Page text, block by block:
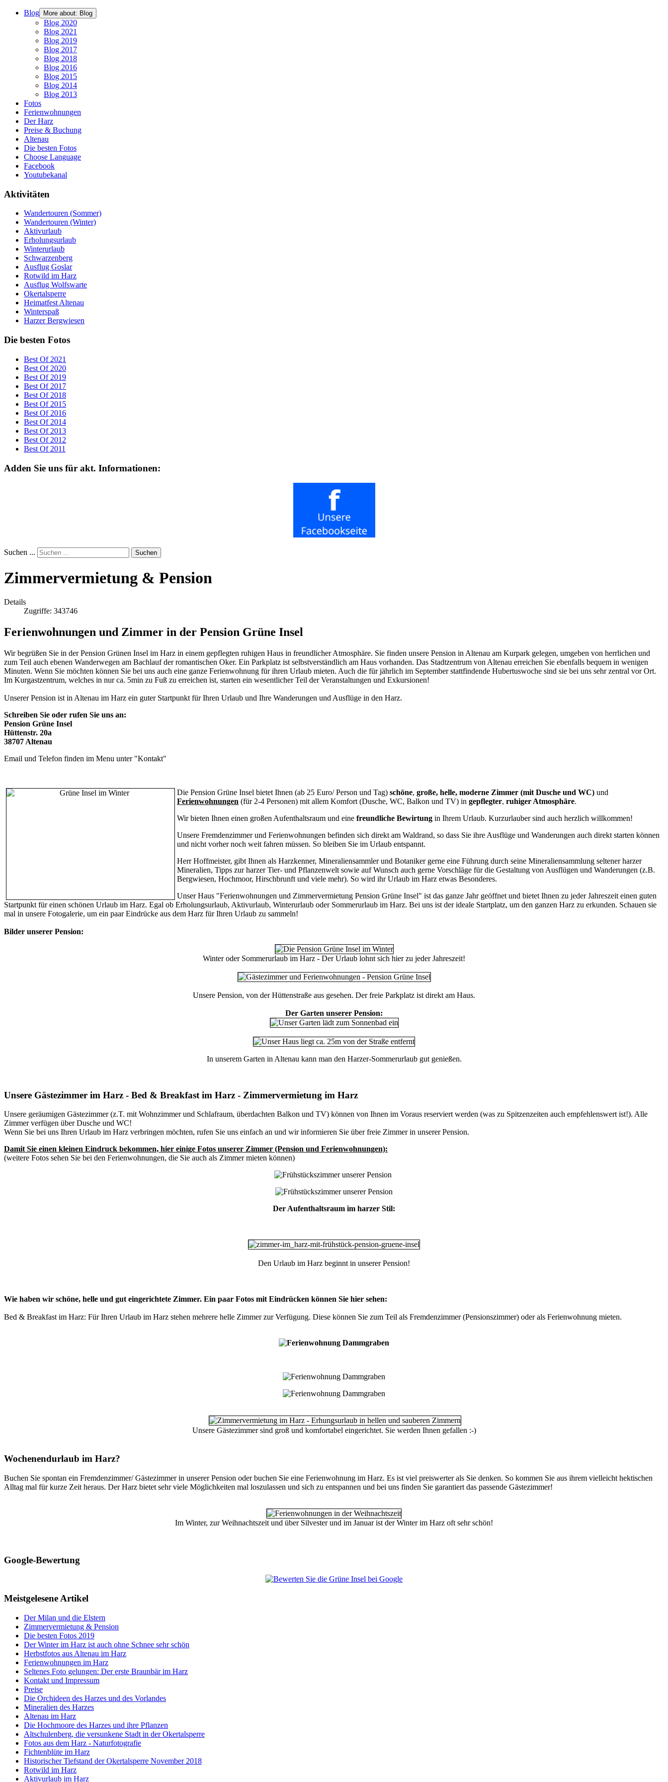
Blog More about: Blog
Blog 2020
Blog 2021
Blog 2019
Blog 2017
Blog 2018
Blog 2016
Blog 2015
Blog 2014
Blog 2013
Fotos
Ferienwohnungen
Der Harz
Preise & Buchung
Altenau
Die besten Fotos
Choose Language
Facebook
Youtubekanal
Aktivitäten
Wandertouren (Sommer)
Wandertouren (Winter)
Aktivurlaub
Erholungsurlaub
Winterurlaub
Schwarzenberg
Ausflug Goslar
Rotwild im Harz
Ausflug Wolfswarte
Okertalsperre
Heimatfest Altenau
Winterspaß
Harzer Bergwiesen
Die besten Fotos
Best Of 2021
Best Of 2020
Best Of 2019
Best Of 2017
Best Of 2018
Best Of 2015
Best Of 2016
Best Of 2014
Best Of 2013
Best Of 2012
Best Of 2011
Adden Sie uns für akt. Informationen:
Suchen ... Suchen
Zimmervermietung & Pension
Details
Zugriffe: 343746
Ferienwohnungen und Zimmer in der Pension Grüne Insel
Wir begrüßen Sie in der Pension Grünen Insel im Harz in einem gepflegten ruhigen Haus in freundlicher Atmosphäre. Sie finden unsere Pension in Altenau am Kurpark gelegen, umgeben von herrlichen und
zum Teil auch ebenen Wanderwegen am Bachlauf der romantischen Oker. Ein Parkplatz ist selbstverständlich am Haus vorhanden. Das Stadtzentrum von Altenau erreichen Sie ebenfalls bequem in wenigen
Minuten. Wenn Sie möchten können Sie bei uns auch eine ganze Ferienwohnung für ihren Urlaub mieten. Auch die für jährlich im September stattfindende Hubertuswoche sind sie bei uns sehr zentral vor Ort.
Im Kurgastzentrum, welches in nur ca. 5min zu Fuß zu erreichen ist, starten ein wesentlicher Teil der Veranstaltungen und Exkursionen!
Unserer Pension ist in Altenau im Harz ein guter Startpunkt für Ihren Urlaub und Ihre Wanderungen und Ausflüge in den Harz.
Schreiben Sie oder rufen Sie uns an:
Pension Grüne Insel
Hüttenstr. 20a
38707 Altenau
Email und Telefon finden im Menu unter "Kontakt"
Die Pension Grüne Insel bietet Ihnen (ab 25 Euro/ Person und Tag) schöne, große, helle, moderne Zimmer (mit Dusche und WC) und
Ferienwohnungen (für 2-4 Personen) mit allem Komfort (Dusche, WC, Balkon und TV) in gepflegter, ruhiger Atmosphäre.
Wir bieten Ihnen einen großen Aufenthaltsraum und eine freundliche Bewirtung in Ihrem Urlaub. Kurzurlauber sind auch herzlich willkommen!
Unsere Fremdenzimmer und Ferienwohnungen befinden sich direkt am Waldrand, so dass Sie ihre Ausflüge und Wanderungen auch direkt starten können
und nicht vorher noch weit fahren müssen. So bleiben Sie im Urlaub entspannt.
Herr Hoffmeister, gibt Ihnen als Harzkenner, Mineraliensammler und Botaniker gerne eine Führung durch seine Mineraliensammlung seltener harzer
Mineralien, Tipps zur harzer Tier- und Pflanzenwelt sowie auf Wunsch auch gerne Vorschläge für die Gestaltung von Ausflügen und Wanderungen (z.B.
Bergwiesen, Hochmoor, Hirschbrunft und viele mehr). So wird ihr Urlaub im Harz etwas Besonderes.
Unser Haus "Ferienwohnungen und Zimmervermietung Pension Grüne Insel" ist das ganze Jahr geöffnet und bietet Ihnen zu jeder Jahreszeit einen guten
Startpunkt für einen schönen Urlaub im Harz. Egal ob Erholungsurlaub, Aktivurlaub, Winterurlaub oder Sommerurlaub im Harz. Bei uns ist der ideale Startplatz, um den ganzen Harz zu erkunden. Schauen sie
mal in unsere Fotogalerie, um ein paar Eindrücke aus dem Harz für Ihren Urlaub zu sammeln!
Bilder unserer Pension:
Winter oder Sommerurlaub im Harz - Der Urlaub lohnt sich hier zu jeder Jahreszeit!
Unsere Pension, von der Hüttenstraße aus gesehen. Der freie Parkplatz ist direkt am Haus.
Der Garten unserer Pension:
In unserem Garten in Altenau kann man den Harzer-Sommerurlaub gut genießen.
Unsere Gästezimmer im Harz - Bed & Breakfast im Harz - Zimmervermietung im Harz
Unsere geräumigen Gästezimmer (z.T. mit Wohnzimmer und Schlafraum, überdachten Balkon und TV) können von Ihnen im Voraus reserviertwerden (was zu Spitzenzeiten auch empfehlenswert ist!). Alle
Zimmer verfügen über Dusche und WC!
Wenn Sie bei uns Ihren Urlaub im Harz verbringen möchten, rufen Sie uns einfach an und wir informieren Sie über freie Zimmer in unserer Pension.
Damit Sie einen kleinen Eindruck bekommen, hier einige Fotos unserer Zimmer (Pension und Ferienwohnungen):
(weitere Fotos sehen Sie bei den Ferienwohnungen, die Sie auch als Zimmer mieten können)
Der Aufenthaltsraum im harzer Stil:
Den Urlaub im Harz beginnt in unserer Pension!
Wie haben wir schöne, helle und gut eingerichtete Zimmer. Ein paar Fotos mit Eindrücken können Sie hier sehen:
Bed & Breakfast im Harz: Für Ihren Urlaub im Harz stehen mehrere helle Zimmer zur Verfügung. Diese können Sie zum Teil als Fremdenzimmer (Pensionszimmer) oder als Ferienwohnung mieten.
Unsere Gästezimmer sind groß und komfortabel eingerichtet. Sie werden Ihnen gefallen :-)
Wochenendurlaub im Harz?
Buchen Sie spontan ein Fremdenzimmer/ Gästezimmer in unserer Pension oder buchen Sie eine Ferienwohnung im Harz. Es ist viel preiswerter als Sie denken. So kommen Sie aus ihrem vielleicht hektischen
Alltag mal für kurze Zeit heraus. Der Harz bietet sehr viele Möglichkeiten mal loszulassen und sich zu entspannen und bei uns finden Sie garantiert das passende Gästezimmer!
Im Winter, zur Weihnachtszeit und über Silvester und im Januar ist der Winter im Harz oft sehr schön!
Google-Bewertung
Meistgelesene Artikel
Der Milan und die Elstern
Zimmervermietung & Pension
Die besten Fotos 2019
Der Winter im Harz ist auch ohne Schnee sehr schön
Herbstfotos aus Altenau im Harz
Ferienwohnungen im Harz
Seltenes Foto gelungen: Der erste Braunbär im Harz
Kontakt und Impressum
Preise
Die Orchideen des Harzes und des Vorlandes
Mineralien des Harzes
Altenau im Harz
Die Hochmoore des Harzes und ihre Pflanzen
Altschulenberg, die versunkene Stadt in der Okertalsperre
Fotos aus dem Harz - Naturfotografie
Fichtenblüte im Harz
Historischer Tiefstand der Okertalsperre November 2018
Rotwild im Harz
Aktivurlaub im Harz